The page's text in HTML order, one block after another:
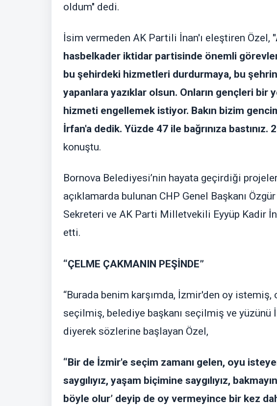
oldum" dedi.
İsim vermeden AK Partili İnan'ı eleştiren Özel,
hasbelkader iktidar partisinde önemli
bu şehirdeki hizmetleri durdurmaya, bu
yapanlara yazıklar olsun. Onların gençleri bir
hizmeti engellemek istiyor. Bakın bizim
İrfan'a dedik. Yüzde 47 ile bağrınıza bastınız.
konuştu.
Bornova Belediyesi’nin hayata geçirdiği
açıklamarda bulunan CHP Genel Başkanı
Sekreteri ve AK Parti Milletvekili Eyyüp Kadir
etti.
“ÇELME ÇAKMANIN PEŞİNDE”
“Burada benim karşımda, İzmir'den oy
seçilmiş, belediye başkanı seçilmiş ve yüzünü
diyerek sözlerine başlayan Özel,
“Bir de İzmir'e seçim zamanı gelen, oyu
saygılıyız, yaşam biçimine saygılıyız,
böyle olur’ deyip de oy vermeyince bir kez